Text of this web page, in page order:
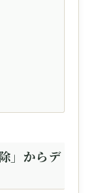
」からデ